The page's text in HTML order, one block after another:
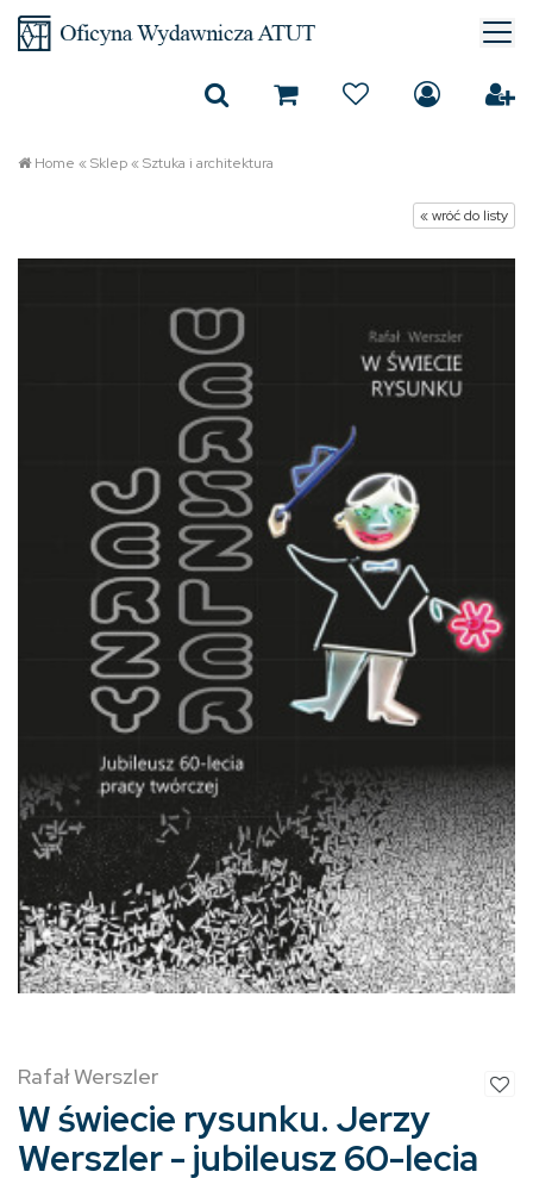
Home «Sklep«Sztuka i architektura
« wróć do listy
Rafał Werszler
W świecie rysunku. Jerzy
Werszler - jubileusz 60-lecia